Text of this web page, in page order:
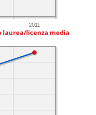
2011
laurea/licenza media